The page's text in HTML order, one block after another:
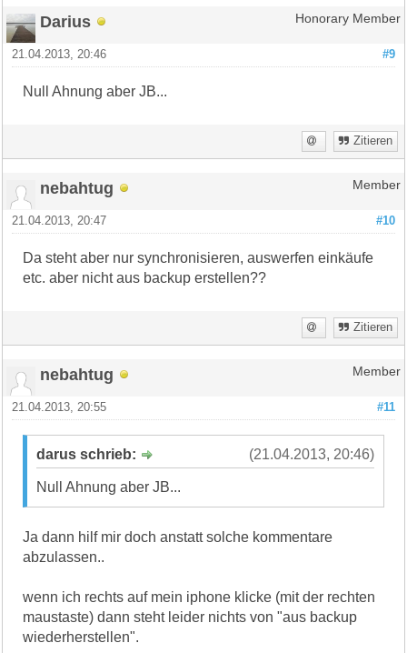
Darius Honorary Member
#9
21.04.2013, 20:46
Null Ahnung aber JB...
Zitieren
nebahtug Member
#10
21.04.2013, 20:47
Da steht aber nur synchronisieren, auswerfen einkäufe
etc. aber nicht aus backup erstellen??
Zitieren
nebahtug Member
#11
21.04.2013, 20:55
(21.04.2013, 20:46)
darus schrieb:
Null Ahnung aber JB...
Ja dann hilf mir doch anstatt solche kommentare
abzulassen..
wenn ich rechts auf mein iphone klicke (mit der rechten
maustaste) dann steht leider nichts von "aus backup
wiederherstellen".